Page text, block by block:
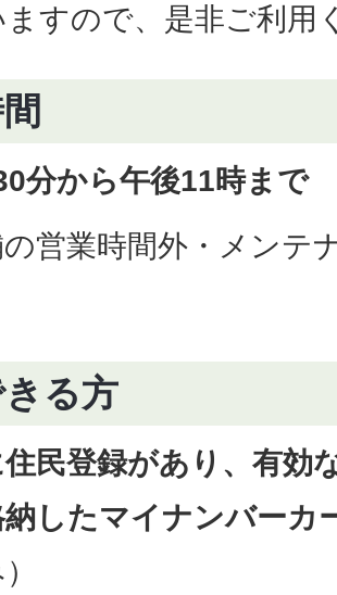
すので、是非ご利用
分から午後11時まで
の営業時間外・メンテ
る方
民登録があり、 有効
したマイナンバーカ